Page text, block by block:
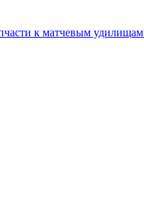
к матчевым удилищам